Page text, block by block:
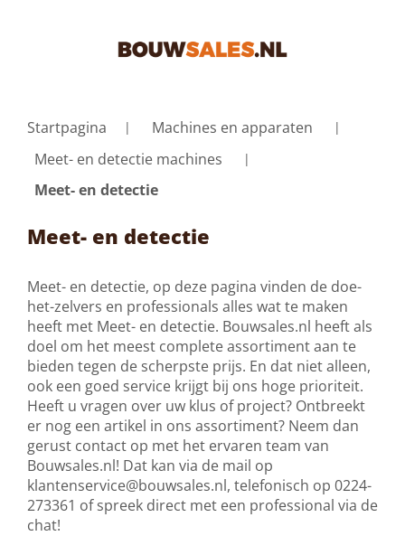
Startpagina
Machines en apparaten
Meet- en detectie machines
Meet- en detectie
Meet- en detectie
Meet- en detectie, op deze pagina vinden de doe-
het-zelvers en professionals alles wat te maken
heeft met Meet- en detectie. Bouwsales.nl heeft als
doel om het meest complete assortiment aan te
bieden tegen de scherpste prijs. En dat niet alleen,
ook een goed service krijgt bij ons hoge prioriteit.
Heeft u vragen over uw klus of project? Ontbreekt
er nog een artikel in ons assortiment? Neem dan
gerust contact op met het ervaren team van
Bouwsales.nl! Dat kan via de mail op
klantenservice@bouwsales.nl, telefonisch op 0224-
273361 of spreek direct met een professional via de
chat!